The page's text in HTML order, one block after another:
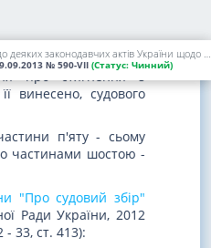
Про внесення змін до деяких законодавчих актів України щодо сплати судового збору
№ 590-VII (Статус: Чинний)
про накладення
стягнення повинна
про стягнення з
винесено, судового
п'яту - сьому
частинами шостою -
"Про судовий збір"
Ради України, 2012
- 33, ст. 413):